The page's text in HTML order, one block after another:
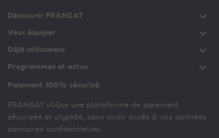
Découvrir FRANSAT
Vous équiper
Déjà utilisateur
Programmes et actus
Paiement 100% sécurisé
FRANSAT utilise une plateforme de paiement
sécurisée et cryptée, sans avoir accès à vos données
bancaires confidentielles.